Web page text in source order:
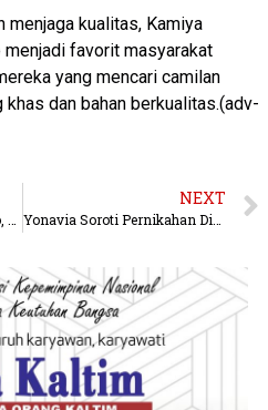
menjaga kualitas, Kamiya
favorit masyarakat
yang mencari camilan
dan bahan berkualitas.(adv-
NEXT